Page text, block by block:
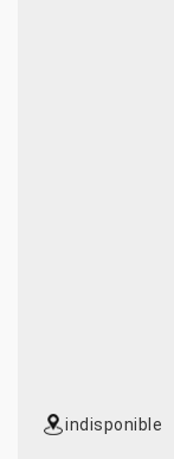
indisponible